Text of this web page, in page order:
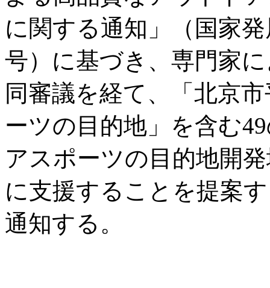
に関する通知」（国家
号）に基づき、専門家
同審議を経て、「北京
ーツの目的地」を含む
アスポーツの目的地開
に支援することを提案
通知する。